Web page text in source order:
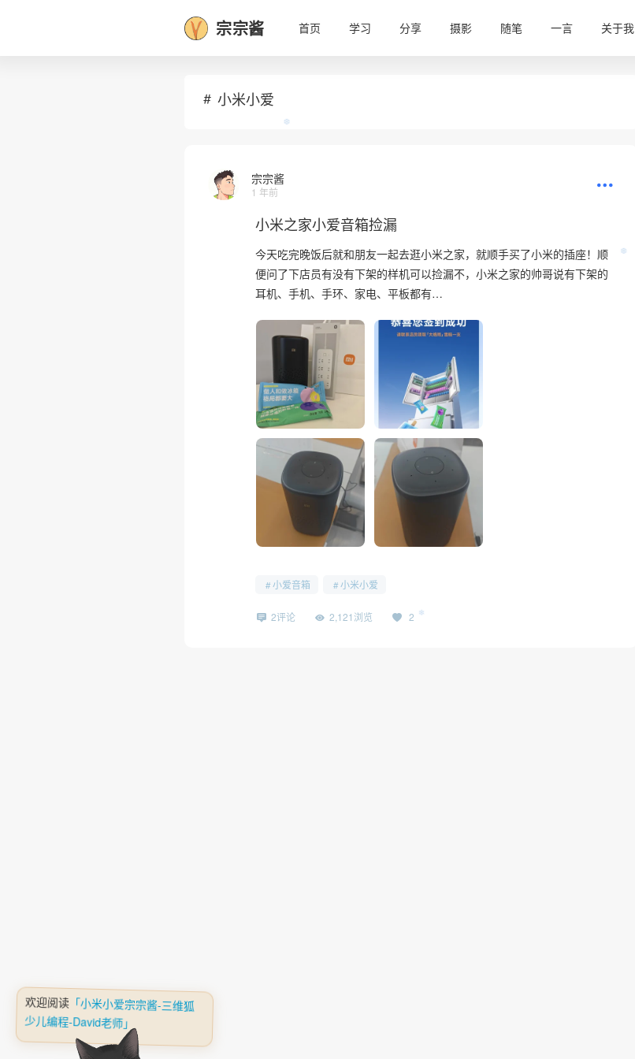
❆
宗宗酱 首页 学习 分享 摄影 随笔 一言 关于我
小米小爱
宗宗酱
1 年前
小米之家小爱音箱捡漏
今天吃完晚饭后就和朋友一起去逛小米之家，就顺手买了小米的插座！顺
便问了下店员有没有下架的样机可以捡漏不，小米之家的帅哥说有下架的
耳机、手机、手环、家电、平板都有…
小爱音箱 小米小爱
2评论 2,121浏览 2
欢迎阅读 「小米小爱宗宗酱-三维狐
少儿编程-David老师」